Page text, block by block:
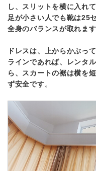
し、スリットを横に入れ
足が小さい人でも靴は25
全身のバランスが取れます
ドレスは、上からかぶっ
ラインであれば、レンタ
ら、スカートの裾は横を
ず安全です。